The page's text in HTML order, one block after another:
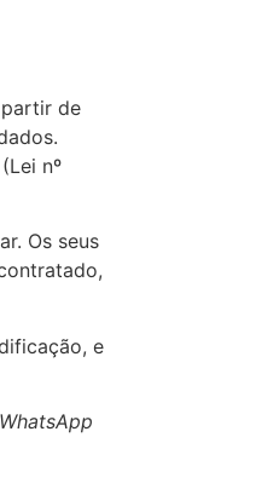
partir de
nº
Os seus
e
WhatsApp